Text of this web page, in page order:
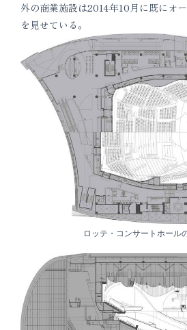
外の商業施設は2014年10月に既にオ
を見せている。
ロッテ・コンサートホール